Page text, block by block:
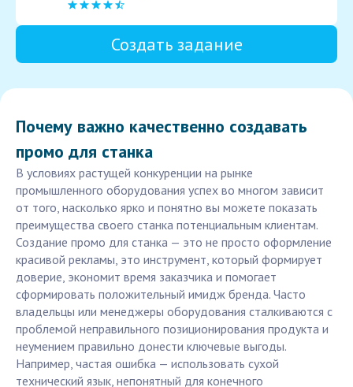
Создать задание
Почему важно качественно создавать
промо для станка
В условиях растущей конкуренции на рынке
промышленного оборудования успех во многом зависит
от того, насколько ярко и понятно вы можете показать
преимущества своего станка потенциальным клиентам.
Создание промо для станка — это не просто оформление
красивой рекламы, это инструмент, который формирует
доверие, экономит время заказчика и помогает
сформировать положительный имидж бренда. Часто
владельцы или менеджеры оборудования сталкиваются с
проблемой неправильного позиционирования продукта и
неумением правильно донести ключевые выгоды.
Например, частая ошибка — использовать сухой
технический язык, непонятный для конечного